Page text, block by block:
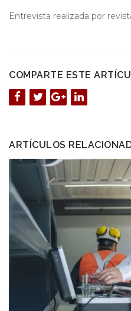
Entrevista realizada por
COMPARTE ESTE
ARTÍCULOS